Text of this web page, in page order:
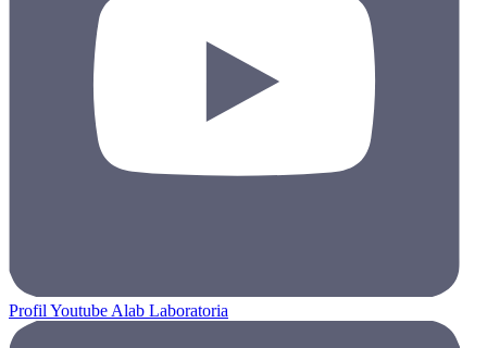
Profil Youtube Alab Laboratoria